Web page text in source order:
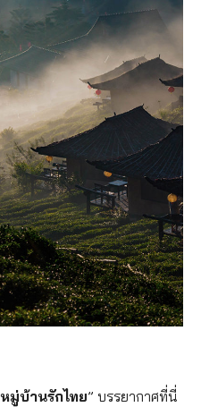
หมู่บ้านรักไทย” บรรยากาศที่นี่